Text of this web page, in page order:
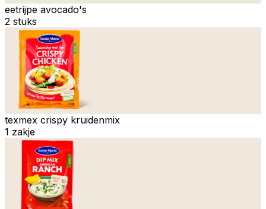
eetrijpe avocado's
2 stuks
texmex crispy kruidenmix
1 zakje